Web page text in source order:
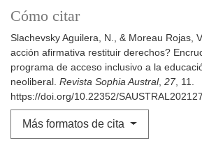
Cómo citar
Slachevsky Aguilera, N., & Moreau Rojas,
acción afirmativa restituir derechos?
programa de acceso inclusivo a la
neoliberal. Revista Sophia Austral, 27, 11.
https://doi.org/10.22352/
Más formatos de cita